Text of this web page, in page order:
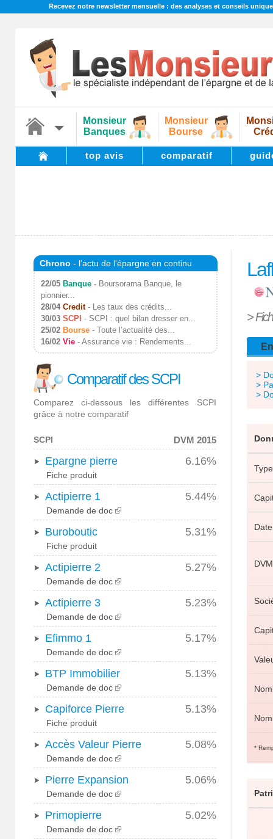
Recevez notre newsletter mensuelle : des analyses et conseils
Monsieur
Banques
Monsieur
Bourse
top avis comparatif
>
>
>
>
*
Chrono - l'actu de l'épargne en continu
22/05 Banque- Boursorama Banque, le
pionnier...
28/04 Credit- Les taux des crédits...
30/03 SCPI - SCPI : quel bilan dresser en...
25/02 Bourse- Toute l’actualité des...
16/02 Vie- Assurance vie : Rendements...
Comparatif des SCPI
Comparez ci-dessous les différentes SCPI
grâce à notre comparatif
SCPI DVM 2015
Epargne pierre 6.16%
Fiche produit
Actipierre 1 5.44%
Demande de doc
Buroboutic 5.31%
Fiche produit
Actipierre 2 5.27%
Demande de doc
Actipierre 3 5.23%
Demande de doc
Efimmo 1 5.17%
Demande de doc
BTP Immobilier 5.13%
Demande de doc
Capiforce Pierre 5.13%
Fiche produit
Accès Valeur Pierre 5.08%
Demande de doc
Pierre Expansion 5.06%
Demande de doc
Primopierre 5.02%
Demande de doc